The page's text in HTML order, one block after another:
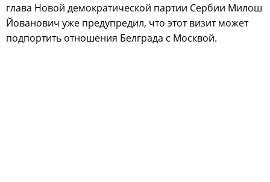
глава Новой демократической партии Сербии Милош
Йованович уже предупредил, что этот визит может
подпортить отношения Белграда с Москвой.